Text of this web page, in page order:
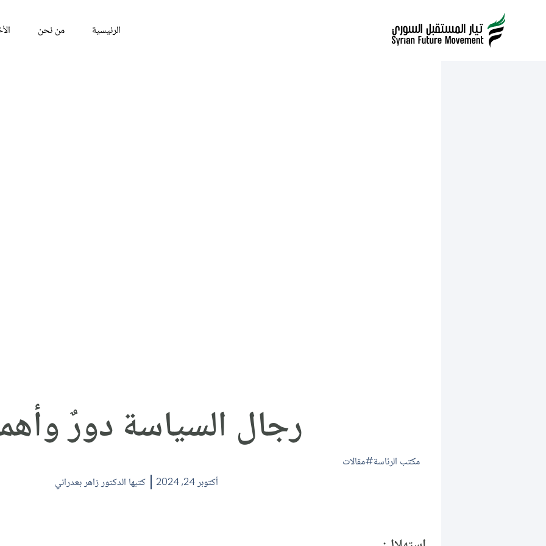
الرئيسية من نحن
رجال السياسة دورٌ
مكتب الرئاسة
مقالات
أكتوبر 24, 2024
كتبها الدكتور زاهر بعدراني